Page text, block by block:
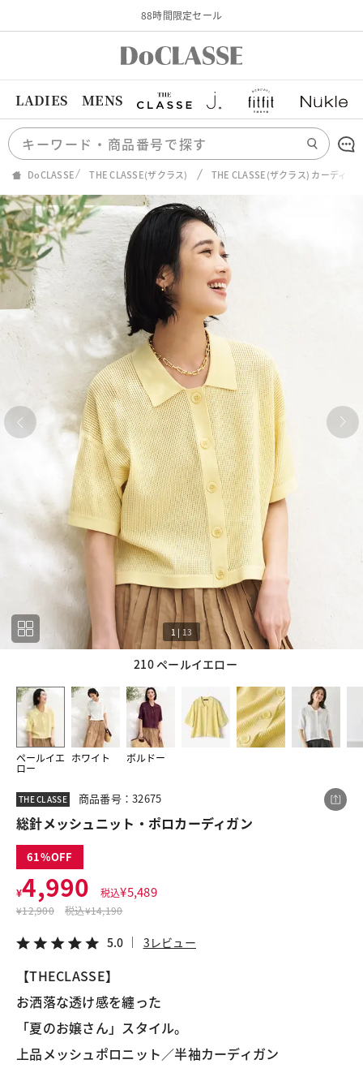
88時間限定セール
LADIES MENS
DoCLASSE THE CLASSE(ザクラス) THE CLASSE(ザクラス) カーディガ
210 ペールイエロー
1 | 13
ペールイエ
ロー
ホワイト ボルドー
13
THE CLASSE 商品番号：32675
総針メッシュニット・ポロカーディガン
61
¥4,990 税込¥5,489
¥12,900 税込¥14,190
5.0 3レビュー
【THECLASSE】
お洒落な透け感を纏った
「夏のお嬢さん」スタイル。
上品メッシュポロニット／半袖カーディガン
この商品をシェアする
総針メッシュニット・ポロカーディガン